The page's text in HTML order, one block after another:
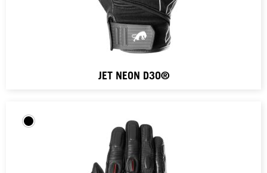
JET NEON D3O®